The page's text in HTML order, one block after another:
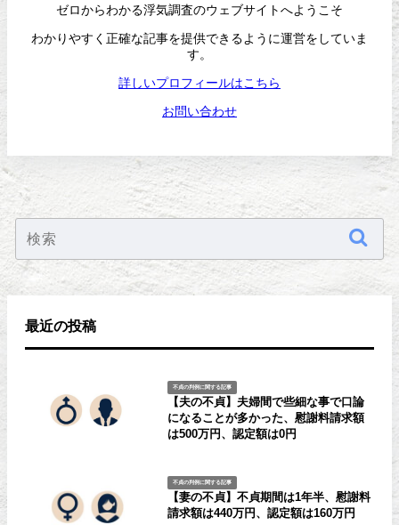
ゼロからわかる浮気調査のウェブサイトへようこそ
わかりやすく正確な記事を提供できるように運営をしていま
す。
詳しいプロフィールはこちら
お問い合わせ
最近の投稿
不貞の判例に関する記事
【夫の不貞】夫婦間で些細な事で口論
になることが多かった、慰謝料請求額
は500万円、認定額は0円
不貞の判例に関する記事
【妻の不貞】不貞期間は1年半、慰謝料
請求額は440万円、認定額は160万円